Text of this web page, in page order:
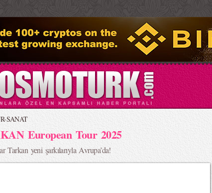
SANAT
European Tour 2025
Tarkan yeni şarkılarıyla Avrupa’da!